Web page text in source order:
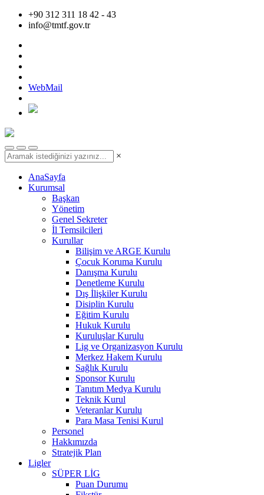
+90 312 311 18 42 - 43
info@tmtf.gov.tr
WebMail
×
AnaSayfa
Kurumsal
Başkan
Yönetim
Genel Sekreter
İl Temsilcileri
Kurullar
Bilişim ve ARGE Kurulu
Çocuk Koruma Kurulu
Danışma Kurulu
Denetleme Kurulu
Dış İlişkiler Kurulu
Disiplin Kurulu
Eğitim Kurulu
Hukuk Kurulu
Kuruluşlar Kurulu
Lig ve Organizasyon Kurulu
Merkez Hakem Kurulu
Sağlık Kurulu
Sponsor Kurulu
Tanıtım Medya Kurulu
Teknik Kurul
Veteranlar Kurulu
Para Masa Tenisi Kurul
Personel
Hakkımızda
Stratejik Plan
Ligler
SÜPER LİG
Puan Durumu